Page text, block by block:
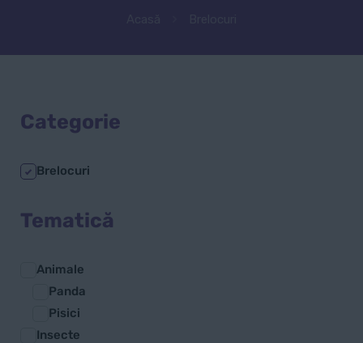
Categorie
Brelocuri
Tematică
Animale
Panda
Pisici
Insecte